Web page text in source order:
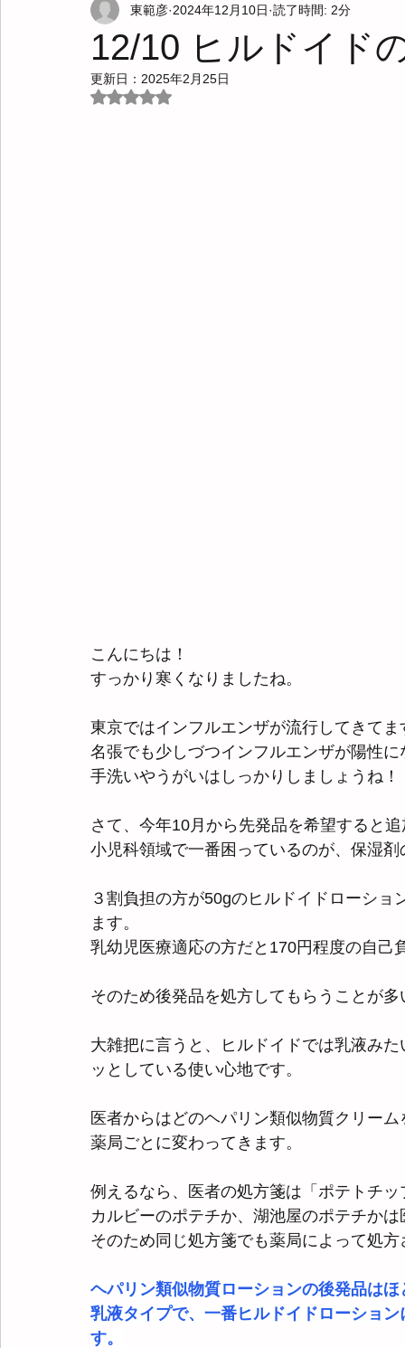
12/10 ヒルドイド
東範彦 2024年12月10日 読了時間: 2分
更新日： 2025年2月25日
5つ星のうちNaNと評価されています。
こんにちは！
すっかり寒くなりましたね。
東京ではインフルエンザが流行してきてま
名張でも少しづつインフルエンザが陽性
手洗いやうがいはしっかりしましょうね！
さて、今年10月から先発品を希望すると
小児科領域で一番困っているのが、保湿
３割負担の方が50gのヒルドイドローシ
ます。
乳幼児医療適応の方だと170円程度の自己
そのため後発品を処方してもらうことが
大雑把に言うと、ヒルドイドでは乳液み
ッとしている使い心地です。
医者からはどのヘパリン類似物質クリー
薬局ごとに変わってきます。
例えるなら、医者の処方箋は「ポテトチ
カルビーのポテチか、湖池屋のポテチか
そのため同じ処方箋でも薬局によって処
ヘパリン類似物質ローションの後発品は
乳液タイプで、一番ヒルドイドローショ
す。